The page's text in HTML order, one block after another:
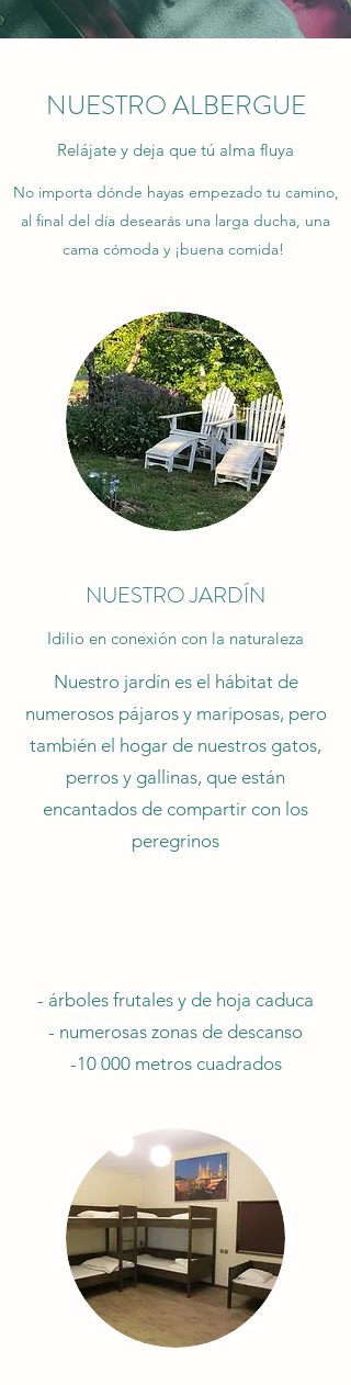
NUESTRO ALBERGUE
Relájate y deja que tú alma fluya
No importa dónde hayas empezado tu camino,
al final del día desearás una larga ducha, una
cama cómoda y ¡buena comida!
NUESTRO JARDÍN
Idilio en conexión con la naturaleza
Nuestro jardín es el hábitat de
numerosos pájaros y mariposas, pero
también el hogar de nuestros gatos,
perros y gallinas, que están
encantados de compartir con los
peregrinos
- árboles frutales y de hoja caduca
- numerosas zonas de descanso
-10 000 metros cuadrados